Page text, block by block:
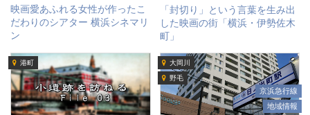
映画愛あふれる女性が作ったこ
だわりのシアター 横浜シネマリ
ン
「封切り」という言葉を生み出
した映画の街「横浜・伊勢佐木
町」
港町
大岡川
野毛
京浜急行線
地域情報